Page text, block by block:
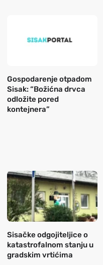
Gospodarenje otpadom
Sisak: “Božićna drvca
odložite pored
kontejnera”
Sisačke odgojiteljice o
katastrofalnom stanju u
gradskim vrtićima